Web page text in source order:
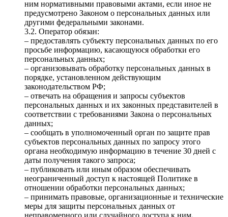
ним нормативными правовыми актами, если иное не
предусмотрено Законом о персональных данных или
другими федеральными законами.
3.2. Оператор обязан:
– предоставлять субъекту персональных данных по его
просьбе информацию, касающуюся обработки его
персональных данных;
– организовывать обработку персональных данных в
порядке, установленном действующим
законодательством РФ;
– отвечать на обращения и запросы субъектов
персональных данных и их законных представителей в
соответствии с требованиями Закона о персональных
данных;
– сообщать в уполномоченный орган по защите прав
субъектов персональных данных по запросу этого
органа необходимую информацию в течение 30 дней с
даты получения такого запроса;
– публиковать или иным образом обеспечивать
неограниченный доступ к настоящей Политике в
отношении обработки персональных данных;
– принимать правовые, организационные и технические
меры для защиты персональных данных от
неправомерного или случайного доступа к ним,